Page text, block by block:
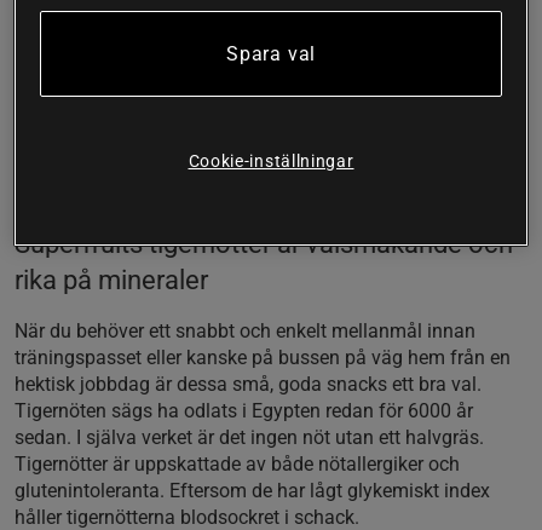
magnesium och fiber. De går under namnen tigernötter,
Perfekt för nötallergikern
Superfruits tigernötter är välsmakande och
rika på mineraler
När du behöver ett snabbt och enkelt mellanmål innan
träningspasset eller kanske på bussen på väg hem från en
hektisk jobbdag är dessa små, goda snacks ett bra val.
Tigernöten sägs ha odlats i Egypten redan för 6000 år
sedan. I själva verket är det ingen nöt utan ett halvgräs.
Tigernötter är uppskattade av både nötallergiker och
glutenintoleranta. Eftersom de har lågt glykemiskt index
håller tigernötterna blodsockret i schack.
Spara val
Cookie-inställningar